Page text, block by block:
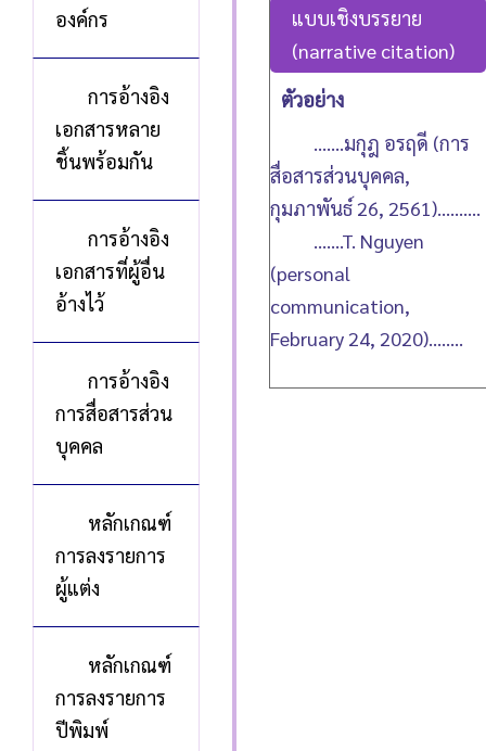
องค์กร
การอ้างอิง
เอกสารหลาย
ชิ้นพร้อมกัน
การอ้างอิง
เอกสารที่ผู้อื่น
อ้างไว้
การอ้างอิง
การสื่อสารส่วน
บุคคล
หลักเกณฑ์
การลงรายการ
ผู้แต่ง
หลักเกณฑ์
การลงรายการ
ปีพิมพ์
แบบเชิงบรรยาย
(narrative citation)
ตัวอย่าง
.......มกุฎ อรฤดี (การ
สื่อสารส่วนบุคคล,
กุมภาพันธ์ 26, 2561)..........
.......T. Nguyen
(personal
communication,
February 24, 2020)........